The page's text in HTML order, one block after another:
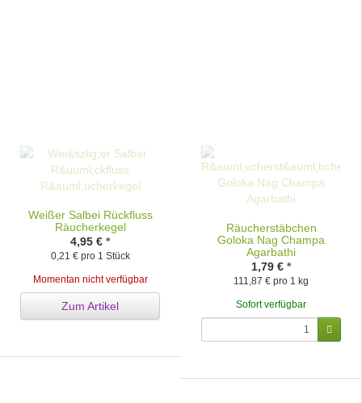
Weißer Salbei Rückfluss
Räucherkegel
4,95 € *
0,21 € pro 1 Stück
Momentan nicht verfügbar
Zum Artikel
Räucherstäbchen
Goloka Nag Champa
Agarbathi
1,79 € *
111,87 € pro 1 kg
Sofort verfügbar